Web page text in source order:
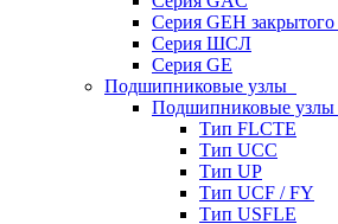
Серия GEH
Серия ШСЛ
Серия GE
Подшипниковые узлы
Подшипниковые узлы
Тип FLCTE
Тип UCC
Тип UP
Тип UCF / FY
Тип USFLE